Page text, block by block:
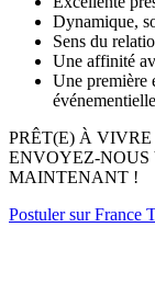
Dynamique,
Sens du
Une affinité
Une première
PRÊT(E) À
ENVOYEZ-NOUS
MAINTENANT !
Postuler sur France